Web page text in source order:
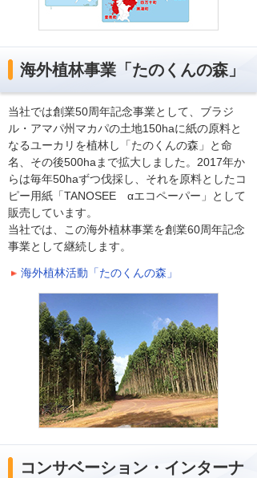
海外植林事業「たのくんの森」
当社では創業50周年記念事業として、ブラジ
ル・アマパ州マカパの土地150haに紙の原料と
なるユーカリを植林し「たのくんの森」と命
名、その後500haまで拡大しました。2017年か
らは毎年50haずつ伐採し、それを原料としたコ
ピー用紙「TANOSEE αエコペーパー」として
販売しています。
当社では、この海外植林事業を創業60周年記念
事業として継続します。
海外植林活動「たのくんの森」
コンサベーション・インターナ